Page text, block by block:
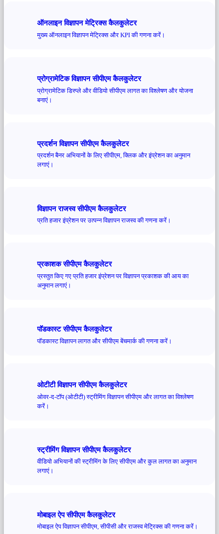
ऑनलाइन विज्ञापन मेट्रिक्स कैलकुलेटर
मुख्य ऑनलाइन विज्ञापन मेट्रिक्स और KPI की गणना करें।
प्रोग्रामेटिक विज्ञापन सीपीएम कैलकुलेटर
प्रोग्रामेटिक डिस्प्ले और वीडियो सीपीएम लागत का विश्लेषण और योजना
बनाएं।
प्रदर्शन विज्ञापन सीपीएम कैलकुलेटर
प्रदर्शन बैनर अभियानों के लिए सीपीएम, क्लिक और इंप्रेशन का अनुमान
लगाएं।
विज्ञापन राजस्व सीपीएम कैलकुलेटर
प्रति हजार इंप्रेशन पर उत्पन्न विज्ञापन राजस्व की गणना करें।
प्रकाशक सीपीएम कैलकुलेटर
प्रस्तुत किए गए प्रति हजार इंप्रेशन पर विज्ञापन प्रकाशक की आय का
अनुमान लगाएं।
पॉडकास्ट सीपीएम कैलकुलेटर
पॉडकास्ट विज्ञापन लागत और सीपीएम बेंचमार्क की गणना करें।
ओटीटी विज्ञापन सीपीएम कैलकुलेटर
ओवर-द-टॉप (ओटीटी) स्ट्रीमिंग विज्ञापन सीपीएम और लागत का विश्लेषण
करें।
स्ट्रीमिंग विज्ञापन सीपीएम कैलकुलेटर
वीडियो अभियानों की स्ट्रीमिंग के लिए सीपीएम और कुल लागत का अनुमान
लगाएं।
मोबाइल ऐप सीपीएम कैलकुलेटर
मोबाइल ऐप विज्ञापन सीपीएम, सीपीसी और राजस्व मेट्रिक्स की गणना करें।